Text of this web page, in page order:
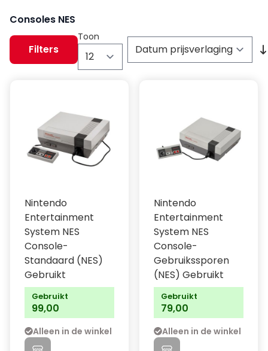
Consoles NES
Filters
Toon
per pagina
Nintendo
Entertainment
System NES
Console-
Standaard (NES)
Gebruikt
Gebruikt
99,00
Alleen in de winkel
Nintendo
Entertainment
System NES
Console-
Gebruikssporen
(NES) Gebruikt
Gebruikt
79,00
Alleen in de winkel